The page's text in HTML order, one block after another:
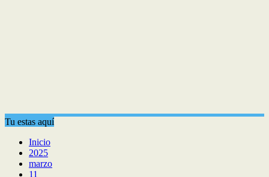
Tu estas aquí
Inicio
2025
marzo
11